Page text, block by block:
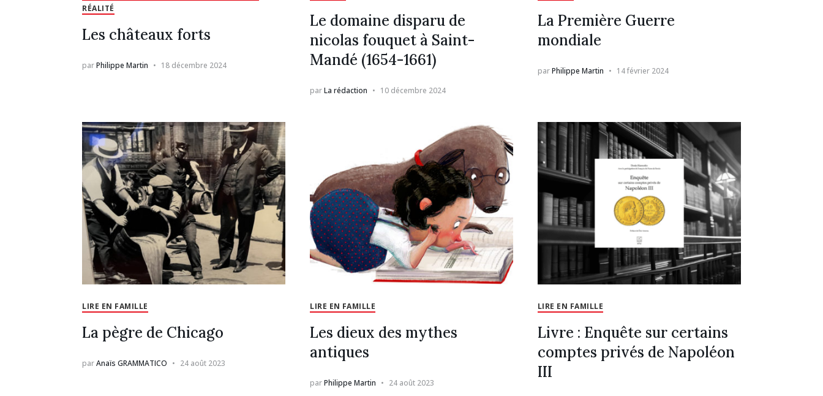
RÉALITÉ
Les châteaux forts
par Philippe Martin 18 décembre 2024
Le domaine disparu de
nicolas fouquet à Saint-
Mandé (1654-1661)
parLa rédaction 10 décembre 2024
La Première Guerre
mondiale
parPhilippe Martin 14 février 2024
LIRE EN FAMILLE
La pègre de Chicago
par Anaïs GRAMMATICO 24 août 2023
LIRE EN FAMILLE
Les dieux des mythes
antiques
parPhilippe Martin 24 août 2023
LIRE EN FAMILLE
Livre : Enquête sur certains
comptes privés de Napoléon
III